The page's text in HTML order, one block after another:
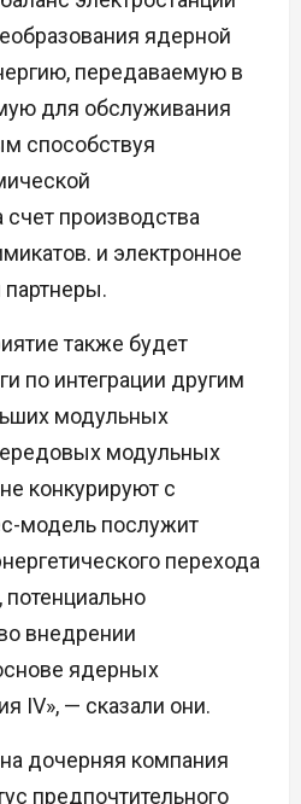
ядерной
передаваемую в
для обслуживания
способствуя
производства
и электронное
партнеры.
также будет
по интеграции другим
модульных
модульных
конкурируют с
модель послужит
перехода
внедрении
ядерных
IV», — сказали они.
дочерняя компания
предпочтительного